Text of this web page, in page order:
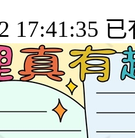
17:41:35 已